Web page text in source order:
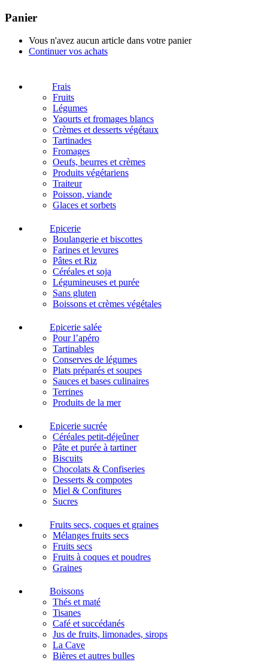
Panier
Vous n'avez aucun article dans votre panier
Continuer vos achats
Frais
Fruits
Légumes
Yaourts et fromages blancs
Crèmes et desserts végétaux
Tartinades
Fromages
Oeufs, beurres et crèmes
Produits végétariens
Traiteur
Poisson, viande
Glaces et sorbets
Epicerie
Boulangerie et biscottes
Farines et levures
Pâtes et Riz
Céréales et soja
Légumineuses et purée
Sans gluten
Boissons et crèmes végétales
Epicerie salée
Pour l’apéro
Tartinables
Conserves de légumes
Plats préparés et soupes
Sauces et bases culinaires
Terrines
Produits de la mer
Epicerie sucrée
Céréales petit-déjeûner
Pâte et purée à tartiner
Biscuits
Chocolats & Confiseries
Desserts & compotes
Miel & Confitures
Sucres
Fruits secs, coques et graines
Mélanges fruits secs
Fruits secs
Fruits à coques et poudres
Graines
Boissons
Thés et maté
Tisanes
Café et succédanés
Jus de fruits, limonades, sirops
La Cave
Bières et autres bulles